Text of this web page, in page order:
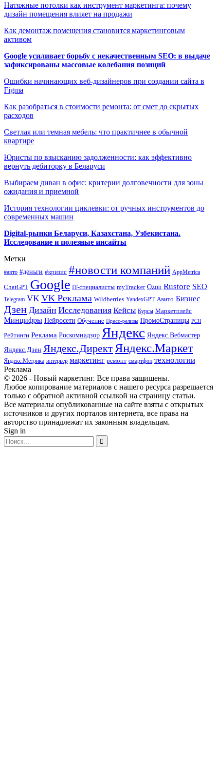
Натяжные потолки как инструмент маркетинга: почему
дизайн помещения влияет на продажи
Как демонтаж помещения становится маркетинговым
активом
Google усиливает борьбу с некачественным SEO: в выдаче
зафиксированы массовые колебания позиций
Ошибки начинающих веб-дизайнеров при создании сайта в
Figma
Как разобраться в стоимости ремонта: от смет до скрытых
расходов
Светлая или темная мебель: что практичнее в обычной
квартире
Юристы по взысканию задолженности: как эффективно
вернуть дебиторку в Беларуси
Выбираем диван в офис: критерии долговечности для зоны
ожидания и приемной
История технологии циклевки: от ручных инструментов до
современных машин
Digital-рынки Беларуси, Казахстана, Узбекистана.
Исследование и полезные инсайты
Метки
#авто #деньги #кризис #новости компаний AppMetrica
ChatGPT Google IT-специалисты myTracker Ozon Rustore SEO
Telegram VK VK Реклама Wildberries YandexGPT Авито Бизнес
Дзен Дизайн Исследования Кейсы Курсы Маркетплейс
Минцифры Нейросети Обучение Пресс-релизы ПромоСтраницы РСЯ
Рейтинги Реклама Роскомнадзор Яндекс Яндекс.Вебмастер
Яндекс.Дзен Яндекс.ДиректЯндекс.Маркет
Яндекс.Метрика интерьер маркетинг ремонт смартфон технологии
Реклама
© 2026 - Новый маркетинг. Все права защищены.
Любое копирование материалов с нашего ресурса разрешается
только с обратной активной ссылкой на страницу статьи.
Все материалы опубликованные на сайте взяты с открытых
источников и других порталов интернета, все права на
авторство принадлежат их законным владельцам.
Sign in